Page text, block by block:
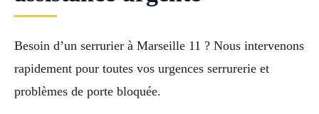
Besoin d’un serrurier à Marseille 11 ? Nous intervenons
rapidement pour toutes vos urgences serrurerie et
problèmes de porte bloquée.